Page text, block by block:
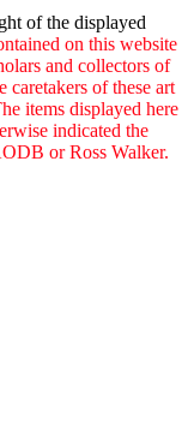
of the displayed
on this website
and collectors of
of these art
items displayed here
indicated the
or Ross Walker.